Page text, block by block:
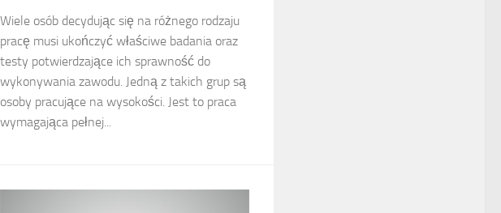
Wiele osób decydując się na różnego rodzaju
pracę musi ukończyć właściwe badania oraz
testy potwierdzające ich sprawność do
wykonywania zawodu. Jedną z takich grup są
osoby pracujące na wysokości. Jest to praca
wymagająca pełnej...